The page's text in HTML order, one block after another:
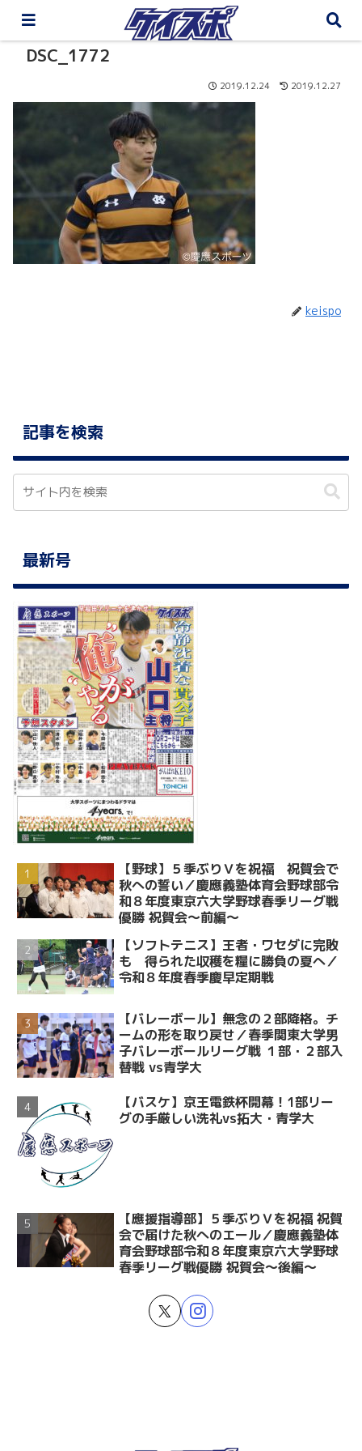
DSC_1772
2019.12.24 2019.12.27
keispo
記事を検索
最新号
【野球】５季ぶりＶを祝福 祝賀会で
秋への誓い／慶應義塾体育会野球部令
和８年度東京六大学野球春季リーグ戦
優勝 祝賀会～前編～
【ソフトテニス】王者・ワセダに完敗
も 得られた収穫を糧に勝負の夏へ／
令和８年度春季慶早定期戦
【バレーボール】無念の２部降格。チ
ームの形を取り戻せ／春季関東大学男
子バレーボールリーグ戦 １部・２部入
替戦 vs青学大
【バスケ】京王電鉄杯開幕！1部リー
グの手厳しい洗礼vs拓大・青学大
【應援指導部】５季ぶりＶを祝福 祝賀
会で届けた秋へのエール／慶應義塾体
育会野球部令和８年度東京六大学野球
春季リーグ戦優勝 祝賀会～後編～